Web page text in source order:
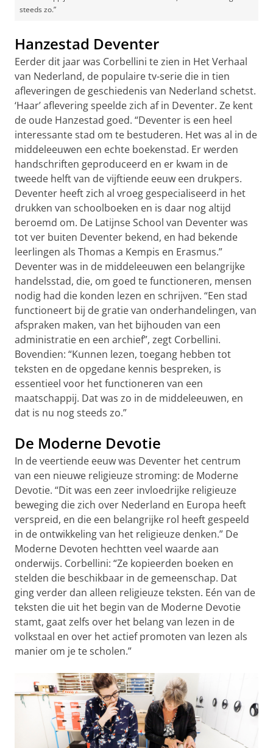
steeds zo.”
Hanzestad Deventer
Eerder dit jaar was Corbellini te zien in Het Verhaal
van Nederland, de populaire tv-serie die in tien
afleveringen de geschiedenis van Nederland schetst.
‘Haar’ aflevering speelde zich af in Deventer. Ze kent
de oude Hanzestad goed. “Deventer is een heel
interessante stad om te bestuderen. Het was al in de
middeleeuwen een echte boekenstad. Er werden
handschriften geproduceerd en er kwam in de
tweede helft van de vijftiende eeuw een drukpers.
Deventer heeft zich al vroeg gespecialiseerd in het
drukken van schoolboeken en is daar nog altijd
beroemd om. De Latijnse School van Deventer was
tot ver buiten Deventer bekend, en had bekende
leerlingen als Thomas a Kempis en Erasmus.”
Deventer was in de middeleeuwen een belangrijke
handelsstad, die, om goed te functioneren, mensen
nodig had die konden lezen en schrijven. “Een stad
functioneert bij de gratie van onderhandelingen, van
afspraken maken, van het bijhouden van een
administratie en een archief”, zegt Corbellini.
Bovendien: “Kunnen lezen, toegang hebben tot
teksten en de opgedane kennis bespreken, is
essentieel voor het functioneren van een
maatschappij. Dat was zo in de middeleeuwen, en
dat is nu nog steeds zo.”
De Moderne Devotie
In de veertiende eeuw was Deventer het centrum
van een nieuwe religieuze stroming: de Moderne
Devotie. “Dit was een zeer invloedrijke religieuze
beweging die zich over Nederland en Europa heeft
verspreid, en die een belangrijke rol heeft gespeeld
in de ontwikkeling van het religieuze denken.” De
Moderne Devoten hechtten veel waarde aan
onderwijs. Corbellini: “Ze kopieerden boeken en
stelden die beschikbaar in de gemeenschap. Dat
ging verder dan alleen religieuze teksten. Eén van de
teksten die uit het begin van de Moderne Devotie
stamt, gaat zelfs over het belang van lezen in de
volkstaal en over het actief promoten van lezen als
manier om je te scholen.”